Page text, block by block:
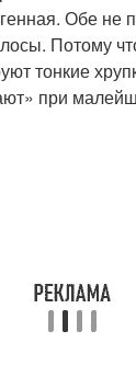
Обе не
Потому
тонкие
при